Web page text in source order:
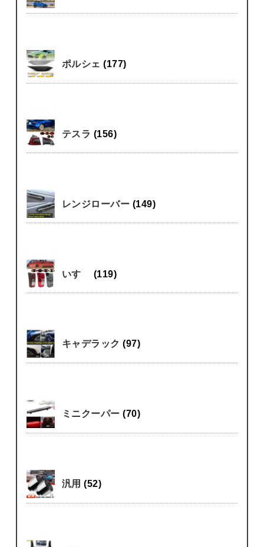
ポルシェ(177)
テスラ (156)
レンジローバー (149)
いすゞ (119)
キャデラック(97)
ミニクーパー(70)
汎用(52)